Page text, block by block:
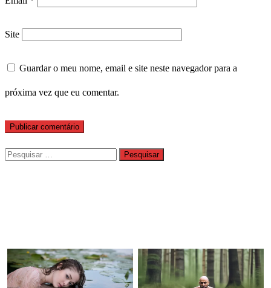
Site
Guardar o meu nome, email e site neste navegador para a
próxima vez que eu comentar.
Pesquisar
por: